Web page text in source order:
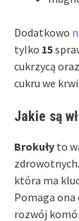
Dodatkowo
tylko 15
cukrzycą
cukru we krwi.
Jakie są
Brokuły to
która ma
Pomaga
rozwój